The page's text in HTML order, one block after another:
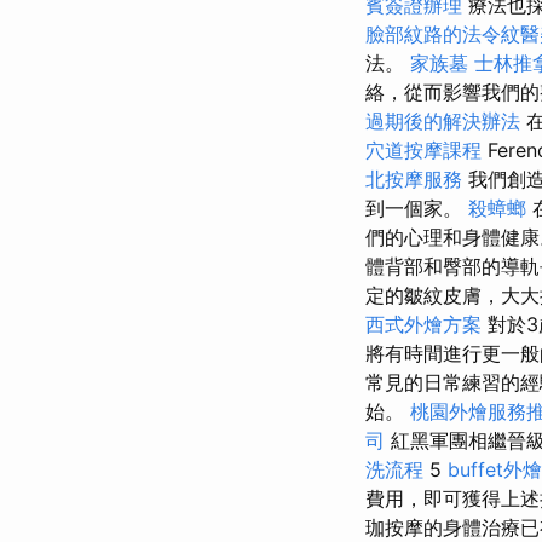
臉部紋路的法令紋
法。 家族墓 士林推
絡，從而影響我們
過期後的解決辦法
穴道按摩課程
北按摩服務 我們創
到一個家。 殺蟑螂
們的心理和身體健
體背部和臀部的導
定的皺紋皮膚，大
西式外燴方案 對於
將有時間進行更一
常見的日常練習的
始。 桃園外燴服務
司 紅黑軍團相繼晉
洗流程 5 buffet外
費用，即可獲得上
珈按摩的身體治療